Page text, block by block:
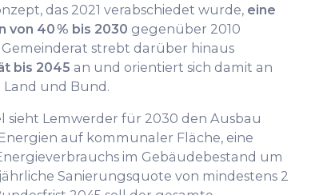
das 2021 verabschiedet wurde, eine
von 40 % bis 2030 gegenüber 2010
strebt darüber hinaus
bis 2045 an und orientiert sich damit an
Land und Bund.
sieht Lemwerder für 2030 den Ausbau
auf kommunaler Fläche, eine
im Gebäudebestand um
Sanierungsquote von mindestens 2